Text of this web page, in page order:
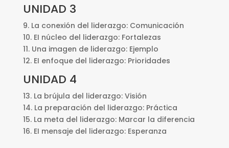
UNIDAD 3
9. La conexión del liderazgo: Comunicación
10. EI núcleo del liderazgo: Fortalezas
11. Una imagen de liderazgo: Ejemplo
12. EI enfoque del liderazgo: Prioridades
UNIDAD 4
13. La brújula del liderazgo: Visión
14. La preparación del liderazgo: Práctica
15. La meta del liderazgo: Marcar la diferencia
16. EI mensaje del liderazgo: Esperanza